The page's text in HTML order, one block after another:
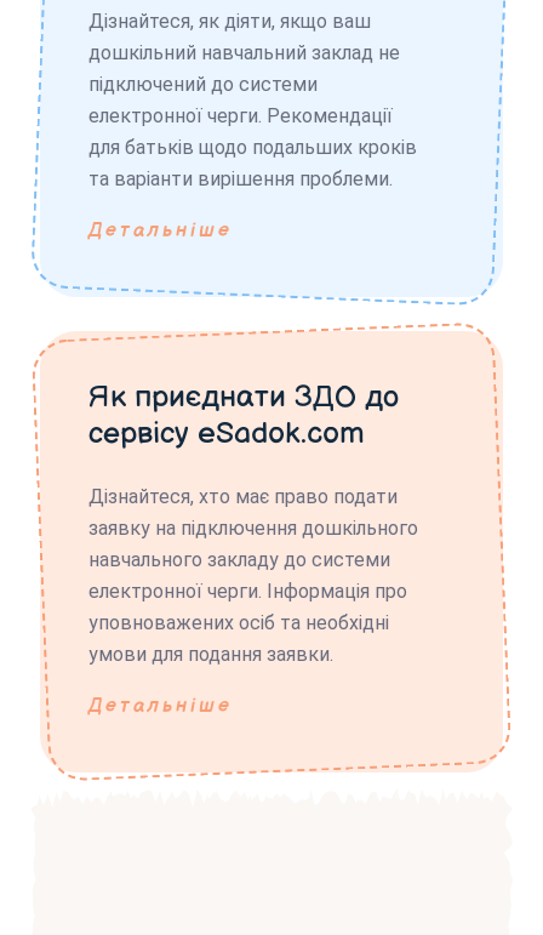
Дізнайтеся, як діяти, якщо ваш
дошкільний навчальний заклад не
підключений до системи
електронної черги. Рекомендації
для батьків щодо подальших кроків
та варіанти вирішення проблеми.
Детальніше
Як приєднати ЗДО до
сервісу eSadok.com
Дізнайтеся, хто має право подати
заявку на підключення дошкільного
навчального закладу до системи
електронної черги. Інформація про
уповноважених осіб та необхідні
умови для подання заявки.
Детальніше